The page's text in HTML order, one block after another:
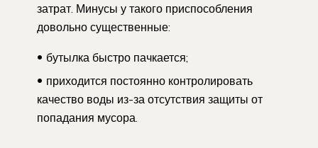
затрат. Минусы у такого приспособления
довольно существенные:
бутылка быстро пачкается;
приходится постоянно контролировать
качество воды из-за отсутствия защиты от
попадания мусора.